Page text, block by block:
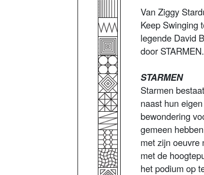
Van Ziggy
Keep Swinging
legende David
door STARMEN.
STARMEN
Starmen
naast hun
bewondering
gemeen
met zijn oeuvre
met de
het podium op